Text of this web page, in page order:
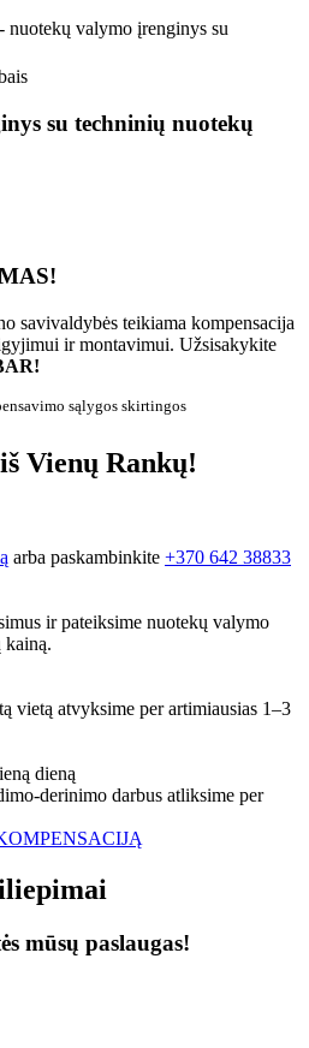
su techninių nuotekų
savivaldybės teikiama kompensacija
ir montavimui. Užsisakykite
sąlygos skirtingos
Vienų Rankų!
arba paskambinkite +370 642 38833
ir pateiksime nuotekų valymo
kainą.
vietą atvyksime per artimiausias 1–3
dieną
derinimo darbus atliksime per
mūsų paslaugas!